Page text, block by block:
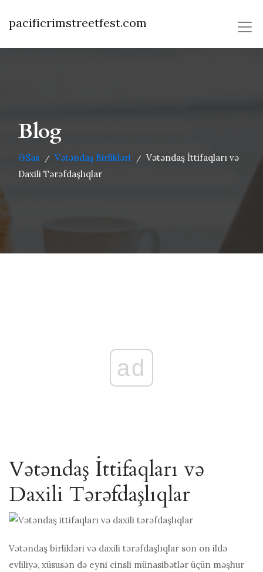
pacificrimstreetfest.com
Blog
ƏSas / Vətəndaş Birlikləri / Vətəndaş İttifaqları və
Daxili Tərəfdaşlıqlar
ad
Vətəndaş İttifaqları və
Daxili Tərəfdaşlıqlar
Vətəndaş birlikləri və daxili tərəfdaşlıqlar son on ildə
evliliyə, xüsusən də eyni cinsli münasibətlər üçün məşhur